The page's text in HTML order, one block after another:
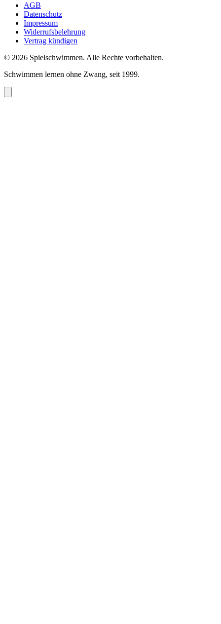
AGB
Datenschutz
Impressum
Widerrufsbelehrung
Vertrag kündigen
© 2026 Spielschwimmen. Alle Rechte vorbehalten.
Schwimmen lernen ohne Zwang, seit 1999.